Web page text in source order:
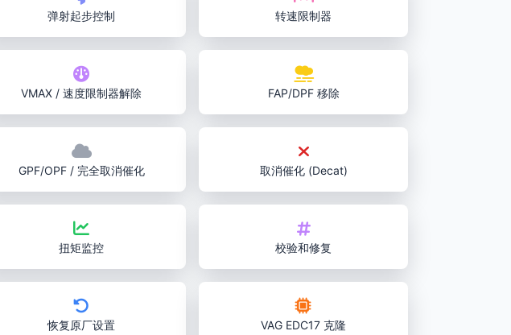
弹射起步控制 转速限制器
VMAX / 速度限制器解除 FAP/DPF 移除
GPF/OPF / 完全取消催化 取消催化 (Decat)
扭矩监控 校验和修复
恢复原厂设置 VAG EDC17 克隆